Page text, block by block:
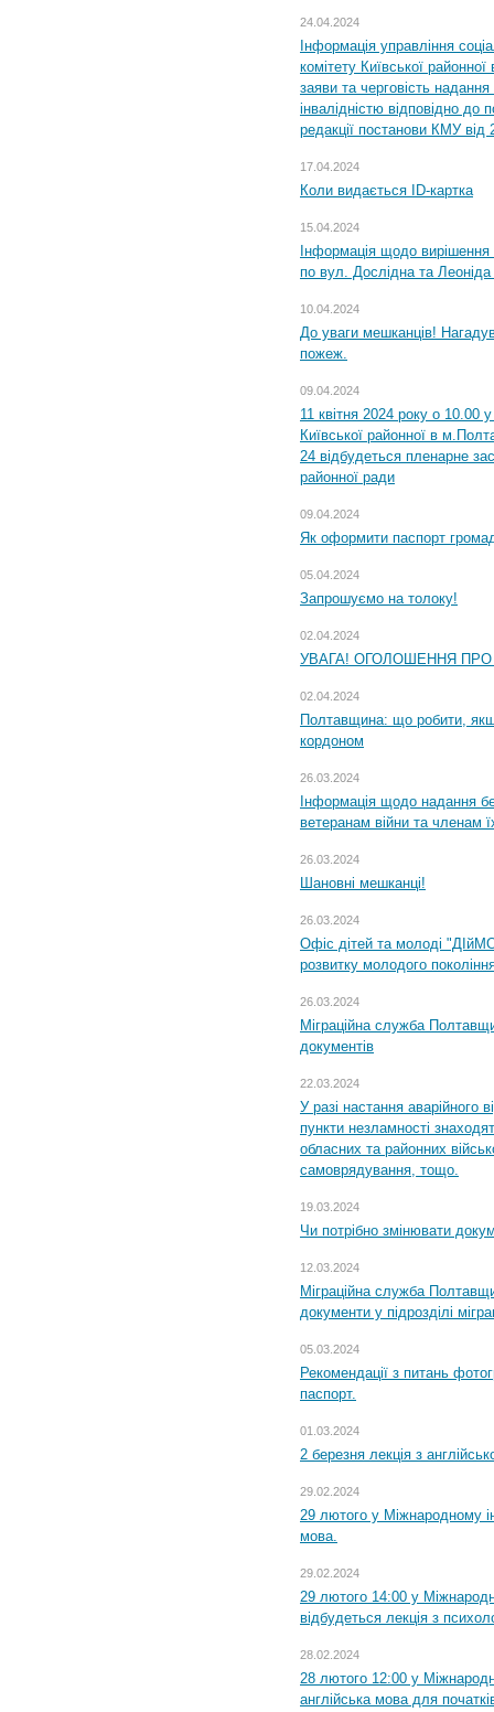
24.04.2024
Інформація управління
комітету Київської
заяви та черговість надання
інвалідністю відповідно
редакції постанови КМУ
17.04.2024
Коли видається ID-картка
15.04.2024
Інформація щодо
по вул. Дослідна та Леоніда
10.04.2024
До уваги мешканців!
пожеж.
09.04.2024
11 квітня 2024 року о 10.00
Київської районної в
24 відбудеться пленарне
районної ради
09.04.2024
Як оформити паспорт
05.04.2024
Запрошуємо на толоку!
02.04.2024
УВАГА! ОГОЛОШЕННЯ
02.04.2024
Полтавщина: що робити,
кордоном
26.03.2024
Інформація щодо надання
ветеранам війни та членам
26.03.2024
Шановні мешканці!
26.03.2024
Офіс дітей та молоді
розвитку молодого
26.03.2024
Міграційна служба
документів
22.03.2024
У разі настання аварійного
пункти незламності
обласних та районних
самоврядування, тощо.
19.03.2024
Чи потрібно змінювати
12.03.2024
Міграційна служба
документи у підрозділі
05.03.2024
Рекомендації з питань
паспорт.
01.03.2024
2 березня лекція з
29.02.2024
29 лютого у Міжнародному
мова.
29.02.2024
29 лютого 14:00 у
відбудеться лекція з
28.02.2024
28 лютого 12:00 у
англійська мова для